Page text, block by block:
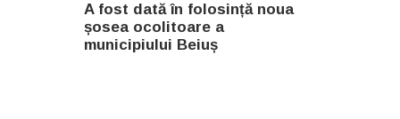
A fost dată în folosință noua
șosea ocolitoare a
municipiului Beiuș